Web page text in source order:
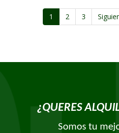
Paginación
Página
actual
1 Page
2 Page
3
página
¿QUERES
Somos tu